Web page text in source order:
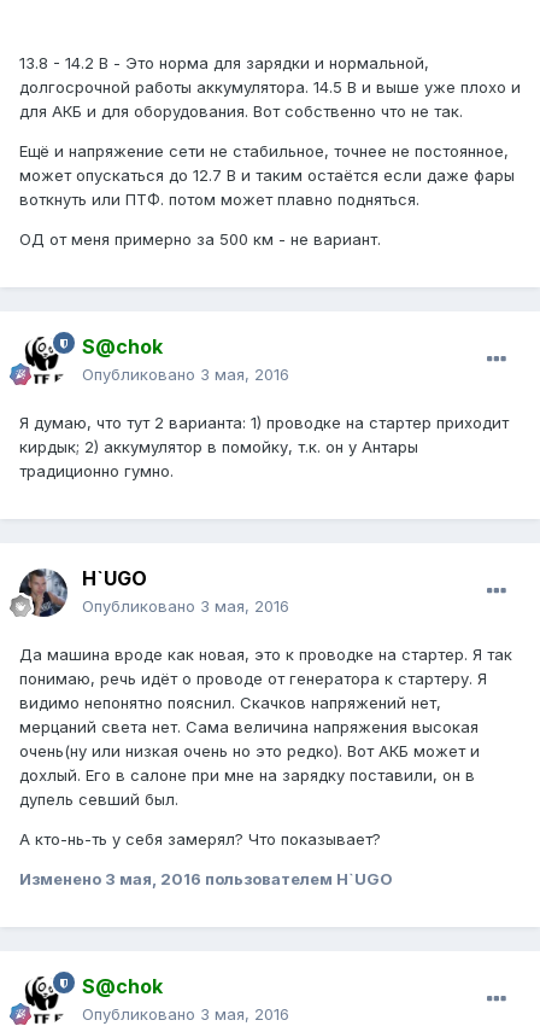
13.8 - 14.2 В - Это норма для зарядки и нормальной,
долгосрочной работы аккумулятора. 14.5 В и выше уже плохо и
для АКБ и для оборудования. Вот собственно что не так.
Ещё и напряжение сети не стабильное, точнее не постоянное,
может опускаться до 12.7 В и таким остаётся если даже фары
воткнуть или ПТФ. потом может плавно подняться.
ОД от меня примерно за 500 км - не вариант.
S@chok
Опубликовано 3 мая, 2016
Я думаю, что тут 2 варианта: 1) проводке на стартер приходит
кирдык; 2) аккумулятор в помойку, т.к. он у Антары
традиционно гумно.
H`UGO
Опубликовано 3 мая, 2016
Да машина вроде как новая, это к проводке на стартер. Я так
понимаю, речь идёт о проводе от генератора к стартеру. Я
видимо непонятно пояснил. Скачков напряжений нет,
мерцаний света нет. Сама величина напряжения высокая
очень(ну или низкая очень но это редко). Вот АКБ может и
дохлый. Его в салоне при мне на зарядку поставили, он в
дупель севший был.
А кто-нь-ть у себя замерял? Что показывает?
Изменено 3 мая, 2016 пользователем H`UGO
S@chok
Опубликовано 3 мая, 2016